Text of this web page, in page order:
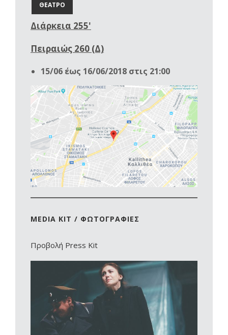
ΘΕΑΤΡΟ
Διάρκεια 255'
Πειραιώς 260 (Δ)
15/06 έως 16/06/2018 στις 21:00
MEDIA KIT / ΦΩΤΟΓΡΑΦΙΕΣ
Προβολή Press Kit